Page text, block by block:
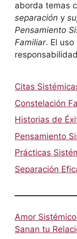
aborda temas
separación y
Pensamiento
Familiar. El
Citas
Constelación
Historias de
Pensamiento
Prácticas
Separación
Amor
Sanan tu